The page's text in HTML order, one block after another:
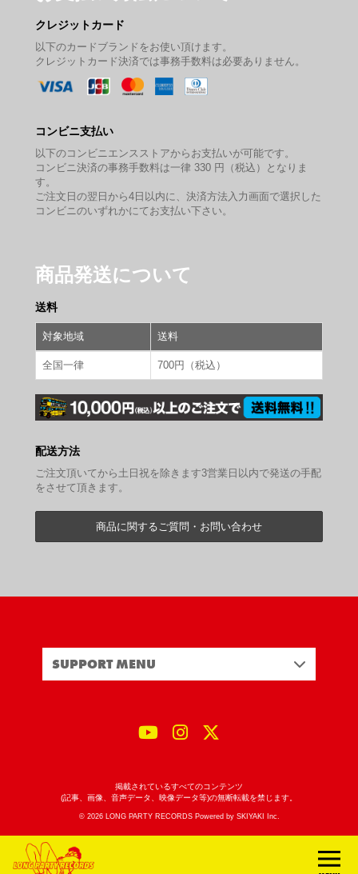
クレジットカード
以下のカードブランドをお使い頂けます。
クレジットカード決済では事務手数料は必要ありません。
コンビニ支払い
以下のコンビニエンスストアからお支払いが可能です。
コンビニ決済の事務手数料は一律 330 円（税込）となりま
す。
ご注文日の翌日から4日以内に、決済方法入力画面で選択した
コンビニのいずれかにてお支払い下さい。
商品発送について
送料
対象地域 送料
全国一律 700円（税込）
配送方法
ご注文頂いてから土日祝を除きます3営業日以内で発送の手配
をさせて頂きます。
商品に関するご質問・お問い合わせ
SUPPORT MENU
掲載されているすべてのコンテンツ
(記事、画像、音声データ、映像データ等)の無断転載を禁じます。
© 2026 LONG PARTY RECORDS Powered by SKIYAKI Inc.